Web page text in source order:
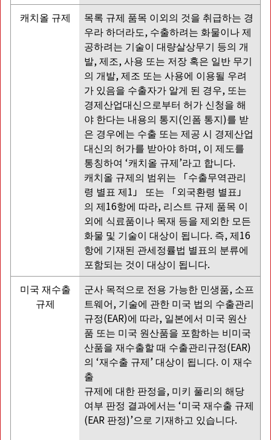
캐치올 규제
목록 규제 품목 이외의 것을 취급하는 경
우라 하더라도, 수출하려는 화물이나 제
공하려는 기술이 대량살상무기 등의 개
발, 제조, 사용 또는 저장 혹은 일반 무기
의 개발, 제조 또는 사용에 이용될 우려
가 있음을 수출자가 알게 된 경우, 또는
경제산업대신으로부터 허가 신청을 해
야 한다는 내용의 통지(인폼 통지)를 받
은 경우에는 수출 또는 제공 시 경제산업
대신의 허가를 받아야 하며, 이 제도를
통칭하여 ‘캐치올 규제’라고 합니다.
캐치올 규제의 범위는 「수출무역관리
령 별표 제1」 또는 「외국환령 별표」
의 제16항에 따라, 리스트 규제 품목 이
외에 식료품이나 목재 등을 제외한 모든
화물 및 기술이 대상이 됩니다. 즉, 제16
항에 기재된 관세정률법 별표의 분류에
포함되는 것이 대상이 됩니다.
미국 재수출
규제
군사 목적으로 전용 가능한 민생품, 소프
트웨어, 기술에 관한 미국 법의 수출관리
규정(EAR)에 따라, 일본에서 미국 원산
품 또는 미국 원산품을 포함하는 비미국
산품을 재수출할 때 수출관리규정(EAR)
의 ‘재수출 규제’ 대상이 됩니다. 이 재수
출
규제에 대한 판정을, 미키 풀리의 해당
여부 판정 결과에서는 ‘미국 재수출 규제
(EAR 판정)’으로 기재하고 있습니다.